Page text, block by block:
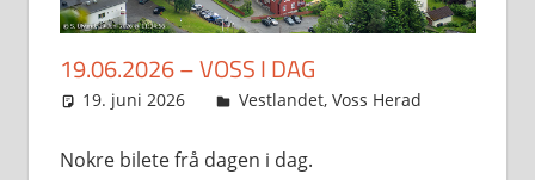
19.06.2026 – VOSS I DAG
19. juni 2026 Svein
Vestlandet, Voss Herad
Nokre bilete frå dagen i dag.